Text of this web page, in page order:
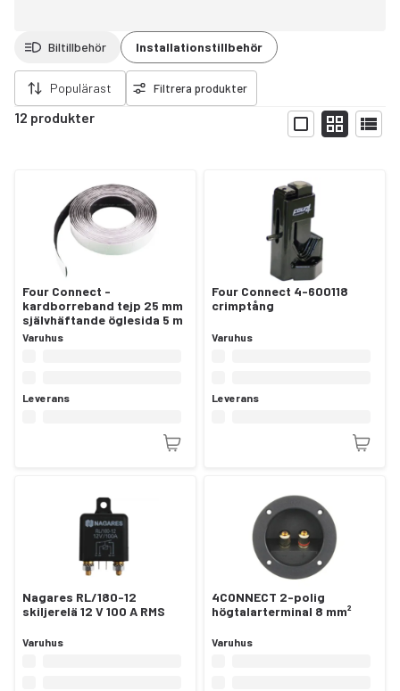
Biltillbehör Installationstillbehör
Populärast Filtrera produkter
12 produkter
Visa
filter
Four Connect -
kardborreband tejp 25 mm
självhäftande öglesida 5 m
Varuhus
Leverans
Four Connect 4-600118
crimptång
Varuhus
Leverans
Nagares RL/180-12
skiljerelä 12 V 100 A RMS
Varuhus
4CONNECT 2-polig
högtalarterminal 8 mm²
Varuhus